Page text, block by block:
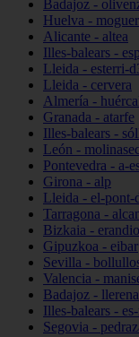
Badajoz -
Huelva - moguer
Alicante - altea
Illes-balears -
Lleida - esterri-
Lleida - cervera
Almería -
Granada - atarfe
Illes-balears -
León -
Pontevedra - a-
Girona - alp
Lleida - el-pont-
Tarragona -
Bizkaia - erandio
Gipuzkoa - eibar
Sevilla -
Valencia -
Badajoz - llerena
Illes-balears -
Segovia -